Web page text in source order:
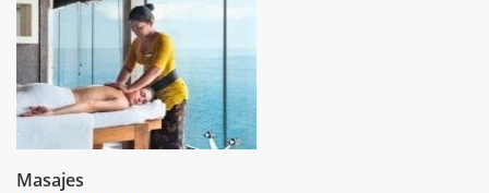
Masajes